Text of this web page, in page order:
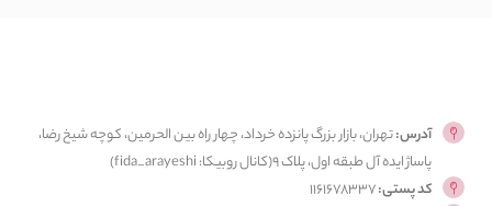
آدرس:تهران، بازار بزرگ پانزده خرداد، چهار راه بین الحرمین، کوچه شیخ رضا،
پاساژ ایده آل طبقه اول، پلاک ۹(کانال روبیکا: fida_arayeshi)
کد پستی:1161678337